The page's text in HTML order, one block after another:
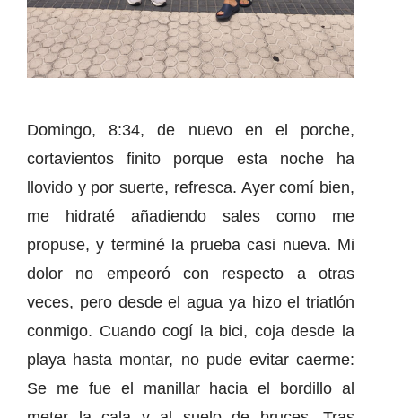
Domingo, 8:34, de nuevo en el porche,
cortavientos finito porque esta noche ha
llovido y por suerte, refresca. Ayer comí bien,
me hidraté añadiendo sales como me
propuse, y terminé la prueba casi nueva. Mi
dolor no empeoró con respecto a otras
veces, pero desde el agua ya hizo el triatlón
conmigo. Cuando cogí la bici, coja desde la
playa hasta montar, no pude evitar caerme:
Se me fue el manillar hacia el bordillo al